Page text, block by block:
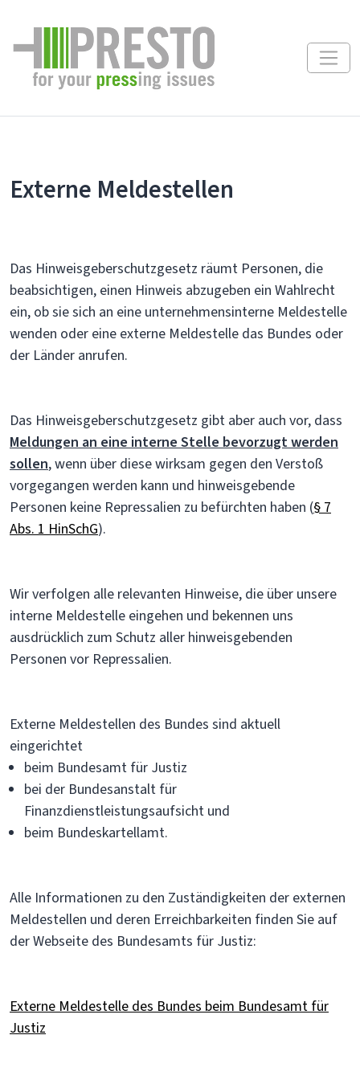
Externe Meldestellen
Das Hinweisgeberschutzgesetz räumt Personen, die
beabsichtigen, einen Hinweis abzugeben ein Wahlrecht
ein, ob sie sich an eine unternehmensinterne Meldestelle
wenden oder eine externe Meldestelle das Bundes oder
der Länder anrufen.
Das Hinweisgeberschutzgesetz gibt aber auch vor, dass
Meldungen an eine interne Stelle bevorzugt werden
sollen, wenn über diese wirksam gegen den Verstoß
vorgegangen werden kann und hinweisgebende
Personen keine Repressalien zu befürchten haben (§ 7
Abs. 1 HinSchG).
Wir verfolgen alle relevanten Hinweise, die über unsere
interne Meldestelle eingehen und bekennen uns
ausdrücklich zum Schutz aller hinweisgebenden
Personen vor Repressalien.
Externe Meldestellen des Bundes sind aktuell
eingerichtet
beim Bundesamt für Justiz
bei der Bundesanstalt für
Finanzdienstleistungsaufsicht und
beim Bundeskartellamt.
Alle Informationen zu den Zuständigkeiten der externen
Meldestellen und deren Erreichbarkeiten finden Sie auf
der Webseite des Bundesamts für Justiz:
Externe Meldestelle des Bundes beim Bundesamt für
Justiz